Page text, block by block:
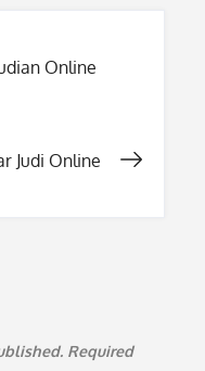
Online
Judi Online
Required